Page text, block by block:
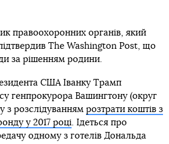
правоохоронних органів, який
підтвердив The Washington Post, що
за рішенням родини.
США Іванку Трамп
генпрокурора Вашингтону (округ
з розслідуванням розтрати коштів з
у 2017 році. Ідеться про
одному з готелів Дональда